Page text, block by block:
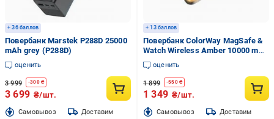
+ 36 баллов
Повербанк Marstek P288D 25000
mAh grey (P288D)
оценить
3 999 -300₴
3 699 ₴/шт.
Cамовывоз Доставим
+ 13 баллов
Повербанк ColorWay MagSafe &
Watch Wireless Amber 10000 mAh
amber (CW-PB100LPA2Y-WPDD)
оценить
1 899 -550₴
1 349 ₴/шт.
Cамовывоз Доставим